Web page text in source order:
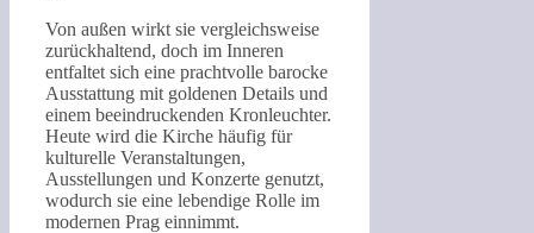
Von außen wirkt sie vergleichsweise
zurückhaltend, doch im Inneren
entfaltet sich eine prachtvolle barocke
Ausstattung mit goldenen Details und
einem beeindruckenden Kronleuchter.
Heute wird die Kirche häufig für
kulturelle Veranstaltungen,
Ausstellungen und Konzerte genutzt,
wodurch sie eine lebendige Rolle im
modernen Prag einnimmt.